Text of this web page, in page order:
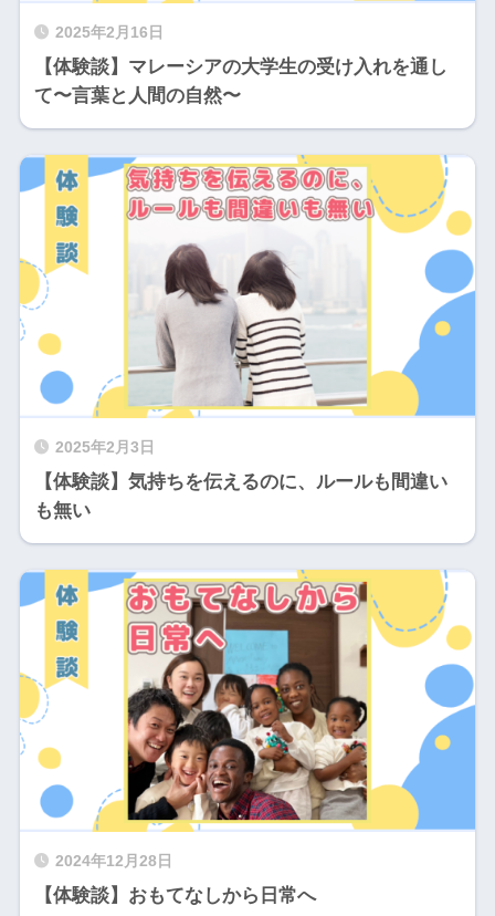
2025年2月16日
【体験談】マレーシアの大学生の受け入れを通し
て〜言葉と人間の自然〜
2025年2月3日
【体験談】気持ちを伝えるのに、ルールも間違い
も無い
2024年12月28日
【体験談】おもてなしから日常へ